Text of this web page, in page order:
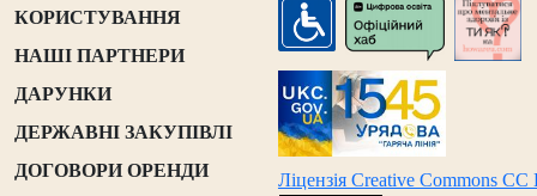
КОРИСТУВАННЯ
НАШІ ПАРТНЕРИ
ДАРУНКИ
ДЕРЖАВНІ ЗАКУПІВЛІ
ДОГОВОРИ ОРЕНДИ
Ліцензія Creative Commons